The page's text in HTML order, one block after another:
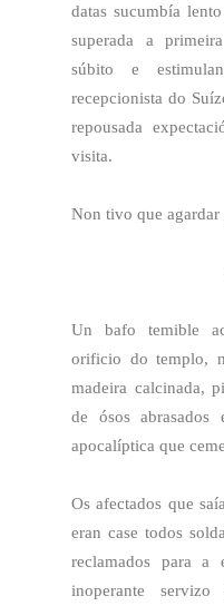
datas sucumbía
superada a
súbito e
recepcionista do
repousada
visita.
Non tivo que
Un bafo temible
orificio do templo,
madeira calcinada,
de ósos abrasados
apocalíptica que
Os afectados que
eran case todos
reclamados para
inoperante